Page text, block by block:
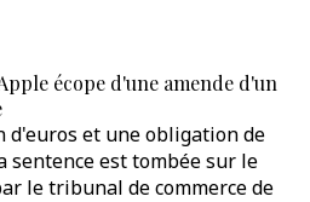
écope d'une amende d'un
d'euros et une obligation de
sentence est tombée sur le
le tribunal de commerce de